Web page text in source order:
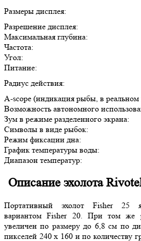
Размеры дисплея:
Разрешение дисплея:
Максимальная глубина:
Частота:
Угол:
Питание:
Радиус действия:
A-scope (индикация рыбы, в реальном
Возможность автономного
Зум в режиме разделенного экрана:
Символы в виде рыбок:
Режим фиксации дна:
График температуры воды:
Диапазон температур:
Описание эхолота
Портативный эхолот Fisher 25
вариантом Fisher 20. При том же
увеличен по размеру до 6,8 см по
пикселей 240 x 160 и по количеству